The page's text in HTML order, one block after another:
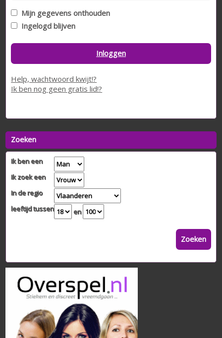
Mijn gegevens onthouden
Ingelogd blijven
Inloggen
Help, wachtwoord kwijt!?
Ik ben nog geen gratis lid!?
Zoeken
Ik ben een
Ik zoek een
In de regio
leeftijd tussen
en
Zoeken